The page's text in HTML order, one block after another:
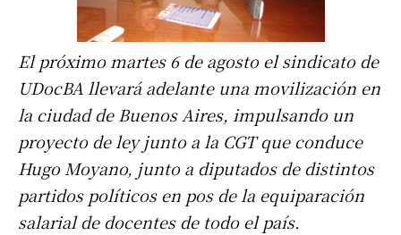
El próximo martes 6 de agosto el sindicato de
UDocBA llevará adelante una movilización en
la ciudad de Buenos Aires, impulsando un
proyecto de ley junto a la CGT que conduce
Hugo Moyano, junto a diputados de distintos
partidos políticos en pos de la equiparación
salarial de docentes de todo el país.